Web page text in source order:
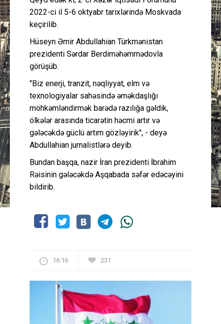
2022-ci il 5-6 oktyabr tarixlərində Moskvada
keçirilib.
Hüseyn Əmir Abdullahian Türkmənistan
prezidenti Sərdar Berdiməhəmmədovla
görüşüb.
"Biz enerji, tranzit, nəqliyyat, elm və
texnologiyalar sahəsində əməkdaşlığı
möhkəmləndirmək barədə razılığa gəldik,
ölkələr arasında ticarətin həcmi artır və
gələcəkdə güclü artım gözləyirik", - deyə
Abdullahian jurnalistlərə deyib.
Bundan başqa, nazir İran prezidenti İbrahim
Rəisinin gələcəkdə Aşqabada səfər edəcəyini
bildirib.
16:16 231